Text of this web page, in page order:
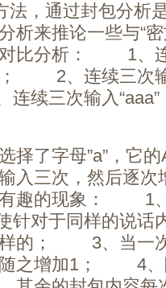
法，通过封包分析
析来推论一些与“
对比分析： 1、连
； 2、连续三次输
三次输入“aaa”
择了字母”a”，它
入三次，然后逐次
有趣的现象： 1
于同样的说话内
样的； 3、当一
随之增加1； 4、